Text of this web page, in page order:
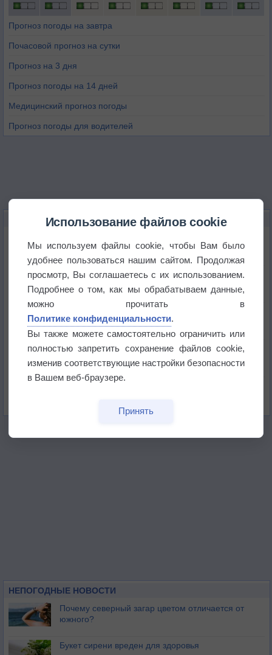
Прогноз погоды на завтра
Почасовой прогноз на сутки
Прогноз на 3 дня
Прогноз погоды на 14 дней
Медицинский прогноз погоды
Прогноз погоды для водителей
НОВОЕ О ПОГОДЕ
+51°
Европейские столицы бьют рекорды жары
Впервые за 155 лет в Лондоне в течение месяца
не выпадал дождь
Лето продолжит щедро раздавать своё тепло!
Погода в Екатеринбурге 5 августа
НЕПОГОДНЫЕ НОВОСТИ
Почему северный загар цветом отличается от
южного?
Букет сирени вреден для здоровья
Использование файлов cookie
Мы используем файлы cookie, чтобы Вам было
удобнее пользоваться нашим сайтом. Продолжая
просмотр, Вы соглашаетесь с их использованием.
Подробнее о том, как мы обрабатываем данные,
можно прочитать в
Политике конфиденциальности.
Вы также можете самостоятельно ограничить или
полностью запретить сохранение файлов cookie,
изменив соответствующие настройки безопасности
в Вашем веб-браузере.
Принять